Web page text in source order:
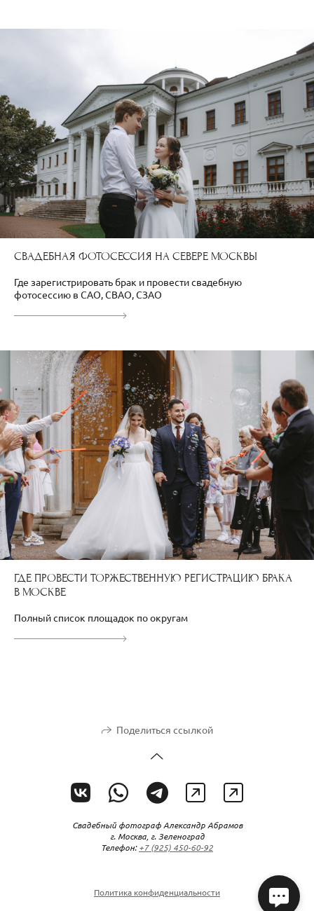
СВАДЕБНАЯ ФОТОСЕССИЯ НА СЕВЕРЕ МОСКВЫ
Где зарегистрировать брак и провести свадебную
фотосессию в САО, СВАО, СЗАО
ГДЕ ПРОВЕСТИ ТОРЖЕСТВЕННУЮ РЕГИСТРАЦИЮ БРАКА
В МОСКВЕ
Полный список площадок по округам
Поделиться ссылкой
Свадебный фотограф Александр Абрамов
г. Москва, г. Зеленоград
Телефон:+7 (925) 450-60-92
Политика конфиденциальности